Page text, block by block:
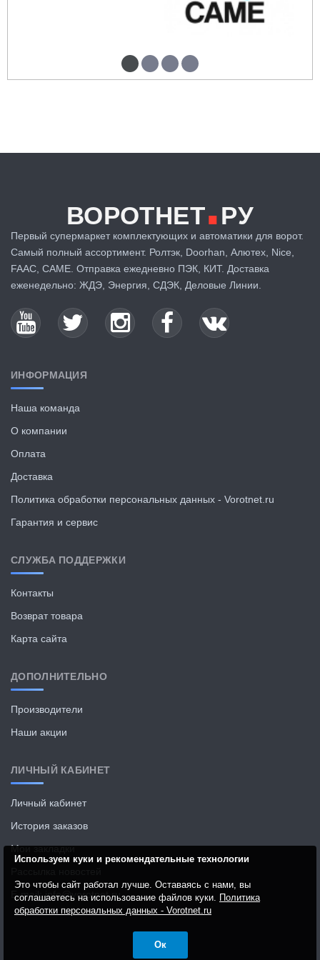
ВОРОТНЕТ.РУ
Первый супермаркет комплектующих и автоматики для ворот.
Самый полный ассортимент. Ролтэк, Doorhan, Алютех, Nice,
FAAC, CAME. Отправка ежедневно ПЭК, КИТ. Доставка
еженедельно: ЖДЭ, Энергия, СДЭК, Деловые Линии.
ИНФОРМАЦИЯ
Наша команда
О компании
Оплата
Доставка
Политика обработки персональных данных - Vorotnet.ru
Гарантия и сервис
СЛУЖБА ПОДДЕРЖКИ
Контакты
Возврат товара
Карта сайта
ДОПОЛНИТЕЛЬНО
Производители
Наши акции
ЛИЧНЫЙ КАБИНЕТ
Личный кабинет
История заказов
Мои закладки
E-mail: info@vorotnet.ru
Используем куки и рекомендательные технологии
Это чтобы сайт работал лучше. Оставаясь с нами, вы
соглашаетесь на использование файлов куки. Политика
обработки персональных данных - Vorotnet.ru
Ок